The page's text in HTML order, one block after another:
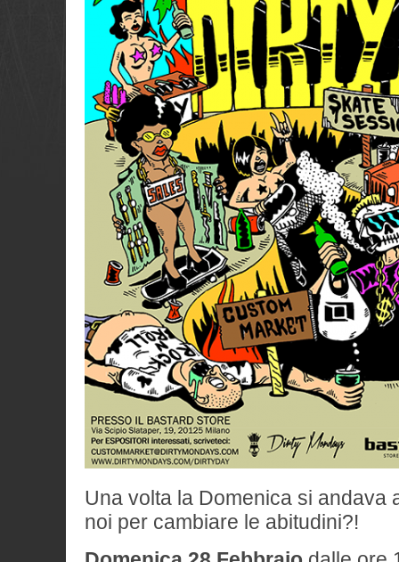
Una volta la Domenica si andava
noi per cambiare le abitudini?!